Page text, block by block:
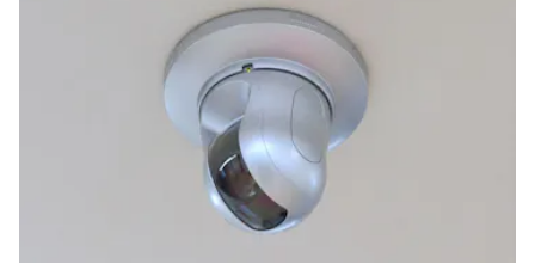
セキュリティ対策は万全です
防犯カメラや自動施錠などしっかり防犯対策をとっており、安心
して保育ができる環境を整えています。